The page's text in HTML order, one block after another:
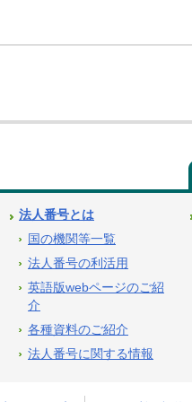
法人番号とは
国の機関等一覧
法人番号の利活用
英語版webページのご紹
介
各種資料のご紹介
法人番号に関する情報